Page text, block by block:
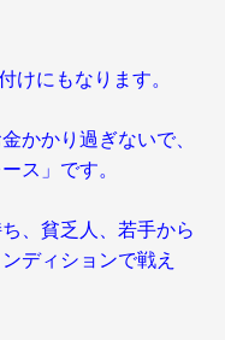
けにもなります。
かかり過ぎないで、
ス」です。
、貧乏人、若手から
ディションで戦え